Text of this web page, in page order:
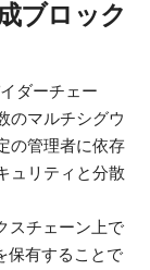
ブロック
ダーチェー
のマルチシグウ
の管理者に依存
ュリティと分散
スチェーン上で
保有することで